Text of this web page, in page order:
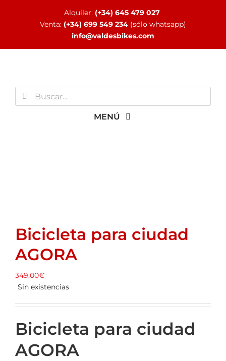
Alquiler: (+34) 645 479 027
Venta: (+34) 699 549 234 (sólo whatsapp)
info@valdesbikes.com
Buscar:
MENÚ
ALQUILER DE BICICLETAS
CONTACTO
Bicicleta para ciudad
AGORA
349,00€
Sin existencias
Bicicleta para ciudad
AGORA